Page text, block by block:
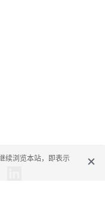
续浏览本站，即表示